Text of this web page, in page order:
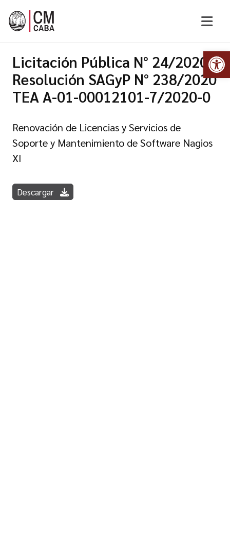
Licitación Pública N° 24/2020
Resolución SAGyP N° 238/2020
TEA A-01-00012101-7/2020-0
Renovación de Licencias y Servicios de
Soporte y Mantenimiento de Software Nagios
XI
Descargar